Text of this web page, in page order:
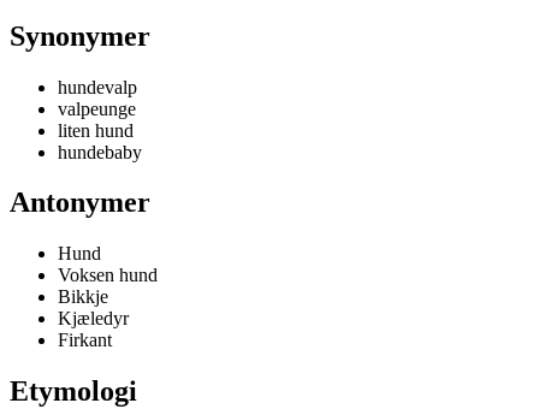
Synonymer
hundevalp
valpeunge
liten hund
hundebaby
Antonymer
Hund
Voksen hund
Bikkje
Kjæledyr
Firkant
Etymologi